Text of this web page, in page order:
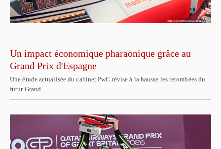
Un impact économique pharaonique grâce au
Grand Prix d'Espagne
Une étude actualisée du cabinet PwC révise à la hausse les retombées du
futur Grand…